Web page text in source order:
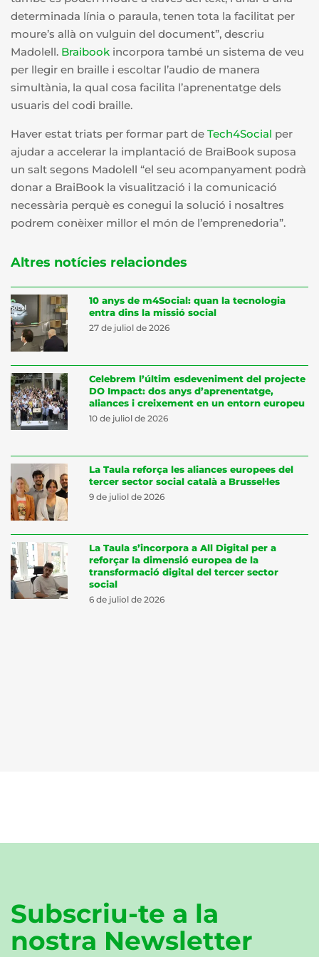
determinada línia o paraula, tenen tota la facilitat per
moure’s allà on vulguin del document”, descriu
Madolell. Braibook incorpora també un sistema de veu
per llegir en braille i escoltar l’audio de manera
simultània, la qual cosa facilita l’aprenentatge dels
usuaris del codi braille.
Haver estat triats per formar part de Tech4Social per
ajudar a accelerar la implantació de BraiBook suposa
un salt segons Madolell “el seu acompanyament podrà
donar a BraiBook la visualització i la comunicació
necessària perquè es conegui la solució i nosaltres
podrem conèixer millor el món de l’emprenedoria”.
Altres notícies relaciondes
10 anys de m4Social: quan la tecnologia
entra dins la missió social
27 de juliol de 2026
Celebrem l’últim esdeveniment del projecte
DO Impact: dos anys d’aprenentatge,
aliances i creixement en un entorn europeu
10 de juliol de 2026
La Taula reforça les aliances europees del
tercer sector social català a Brussel·les
9 de juliol de 2026
La Taula s’incorpora a All Digital per a
reforçar la dimensió europea de la
transformació digital del tercer sector
social
6 de juliol de 2026
Subscriu-te a la
nostra Newsletter